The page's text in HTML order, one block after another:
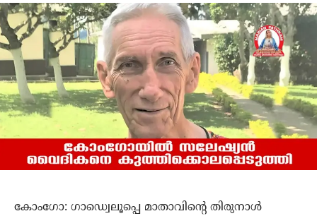
കോംഗോ: ഗാഡ്വെലൂപ്പെ മാതാവിന്റെ തിരുനാള്‍